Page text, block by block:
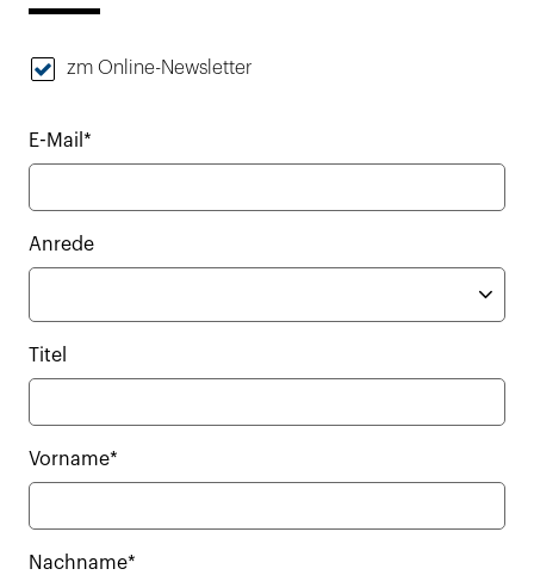
zm Online-Newsletter
E-Mail*
Anrede
Titel
Vorname*
Nachname*